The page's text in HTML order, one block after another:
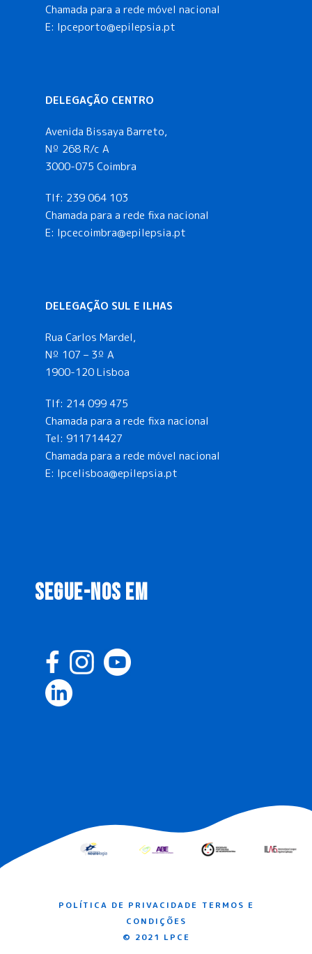
Chamada para a rede móvel nacional
E: lpceporto@epilepsia.pt
DELEGAÇÃO CENTRO
Avenida Bissaya Barreto,
Nº 268 R/c A
3000-075 Coimbra
Tlf: 239 064 103
Chamada para a rede fixa nacional
E: lpcecoimbra@epilepsia.pt
DELEGAÇÃO SUL E ILHAS
Rua Carlos Mardel,
Nº 107 – 3º A
1900-120 Lisboa
Tlf: 214 099 475
Chamada para a rede fixa nacional
Tel: 911714427
Chamada para a rede móvel nacional
E: lpcelisboa@epilepsia.pt
SEGUE-NOS EM
POLÍTICA DE PRIVACIDADE TERMOS E
CONDIÇÕES
© 2021 LPCE